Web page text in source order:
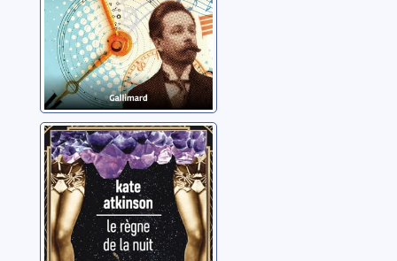
Le règne de la
nuit
Atkinson, Kate